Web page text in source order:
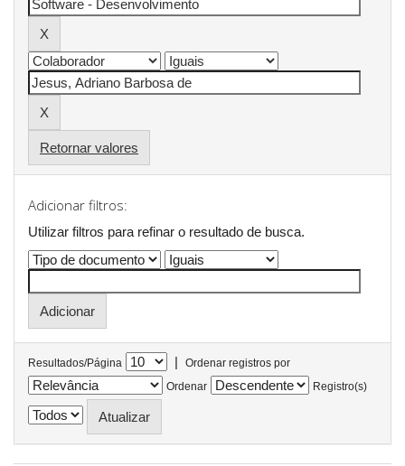
Retornar valores
Adicionar filtros:
Utilizar filtros para refinar o resultado de busca.
Resultados/Página |
Ordenar registros por
Ordenar
Registro(s)